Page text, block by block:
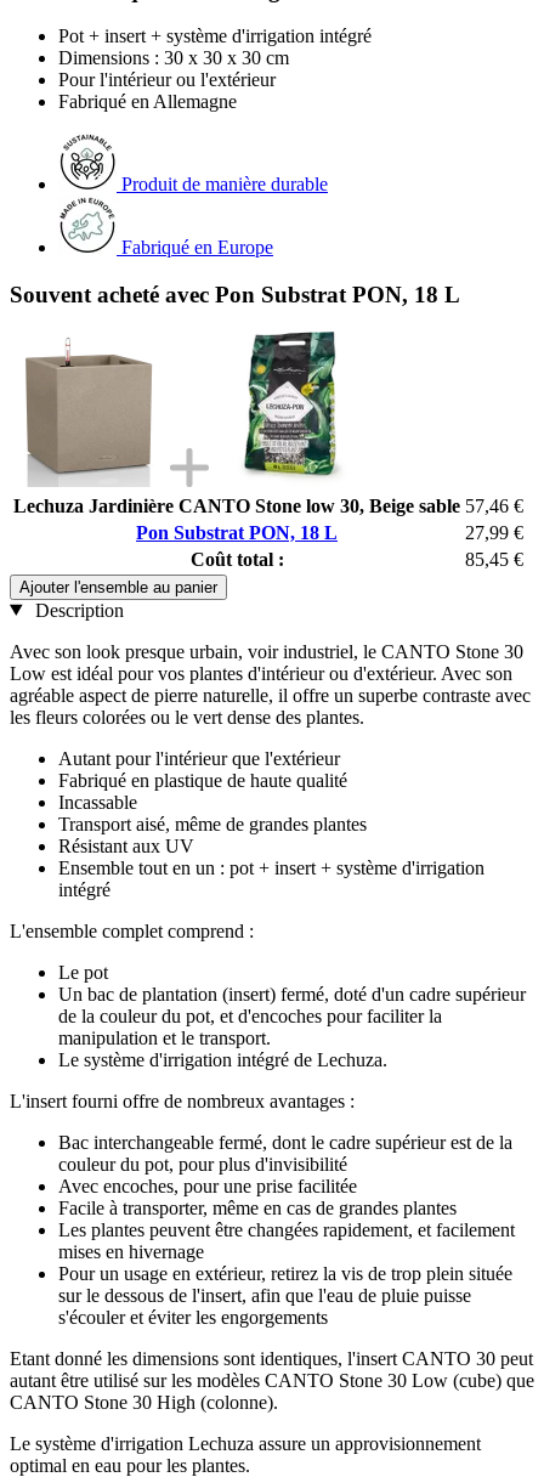
Pot + insert + système d'irrigation intégré
Dimensions : 30 x 30 x 30 cm
Pour l'intérieur ou l'extérieur
Fabriqué en Allemagne
Produit de manière durable
Fabriqué en Europe
Souvent acheté avec Pon Substrat PON, 18 L
Lechuza Jardinière CANTO Stone low 30, Beige sable 57,46 €
Pon Substrat PON, 18 L
27,99 €
Coût total :
85,45 €
Ajouter l'ensemble au panier
Description
Avec son look presque urbain, voir industriel, le CANTO Stone 30
Low est idéal pour vos plantes d'intérieur ou d'extérieur. Avec son
agréable aspect de pierre naturelle, il offre un superbe contraste avec
les fleurs colorées ou le vert dense des plantes.
Autant pour l'intérieur que l'extérieur
Fabriqué en plastique de haute qualité
Incassable
Transport aisé, même de grandes plantes
Résistant aux UV
Ensemble tout en un : pot + insert + système d'irrigation
intégré
L'ensemble complet comprend :
Le pot
Un bac de plantation (insert) fermé, doté d'un cadre supérieur
de la couleur du pot, et d'encoches pour faciliter la
manipulation et le transport.
Le système d'irrigation intégré de Lechuza.
L'insert fourni offre de nombreux avantages :
Bac interchangeable fermé, dont le cadre supérieur est de la
couleur du pot, pour plus d'invisibilité
Avec encoches, pour une prise facilitée
Facile à transporter, même en cas de grandes plantes
Les plantes peuvent être changées rapidement, et facilement
mises en hivernage
Pour un usage en extérieur, retirez la vis de trop plein située
sur le dessous de l'insert, afin que l'eau de pluie puisse
s'écouler et éviter les engorgements
Etant donné les dimensions sont identiques, l'insert CANTO 30 peut
autant être utilisé sur les modèles CANTO Stone 30 Low (cube) que
CANTO Stone 30 High (colonne).
Le système d'irrigation Lechuza assure un approvisionnement
optimal en eau pour les plantes.